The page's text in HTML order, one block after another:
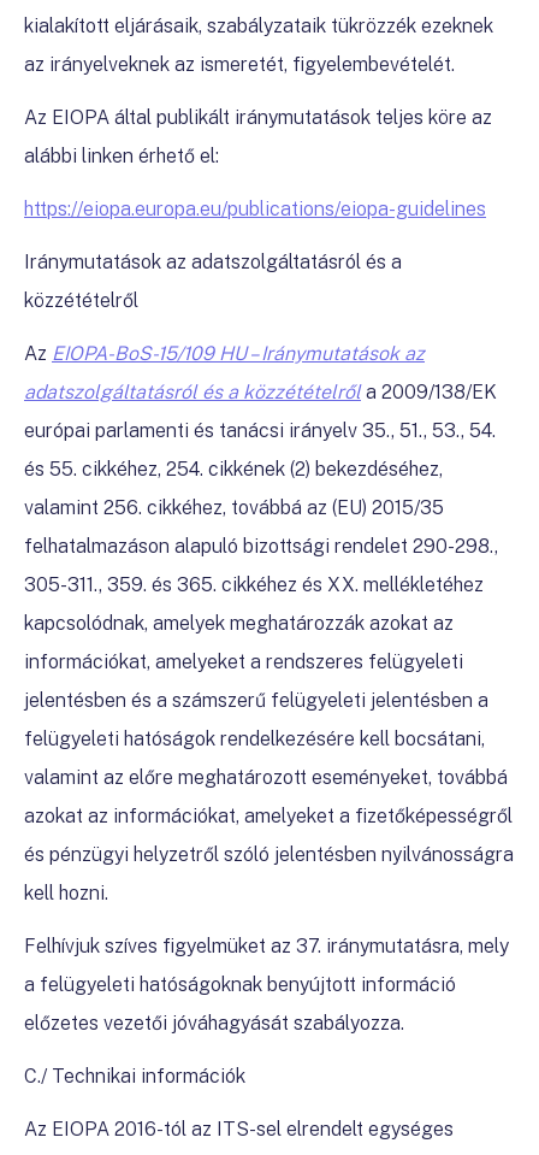
kialakított eljárásaik, szabályzataik tükrözzék ezeknek
az irányelveknek az ismeretét, figyelembevételét.
Az EIOPA által publikált iránymutatások teljes köre az
alábbi linken érhető el:
https://eiopa.europa.eu/publications/eiopa-guidelines
Iránymutatások az adatszolgáltatásról és a
közzétételről
Az EIOPA-BoS-15/109 HU – Iránymutatások az
adatszolgáltatásról és a közzétételrőla 2009/138/EK
európai parlamenti és tanácsi irányelv 35., 51., 53., 54.
és 55. cikkéhez, 254. cikkének (2) bekezdéséhez,
valamint 256. cikkéhez, továbbá az (EU) 2015/35
felhatalmazáson alapuló bizottsági rendelet 290-298.,
305-311., 359. és 365. cikkéhez és XX. mellékletéhez
kapcsolódnak, amelyek meghatározzák azokat az
információkat, amelyeket a rendszeres felügyeleti
jelentésben és a számszerű felügyeleti jelentésben a
felügyeleti hatóságok rendelkezésére kell bocsátani,
valamint az előre meghatározott eseményeket, továbbá
azokat az információkat, amelyeket a fizetőképességről
és pénzügyi helyzetről szóló jelentésben nyilvánosságra
kell hozni.
Felhívjuk szíves figyelmüket az 37. iránymutatásra, mely
a felügyeleti hatóságoknak benyújtott információ
előzetes vezetői jóváhagyását szabályozza.
C./ Technikai információk
Az EIOPA 2016-tól az ITS-sel elrendelt egységes